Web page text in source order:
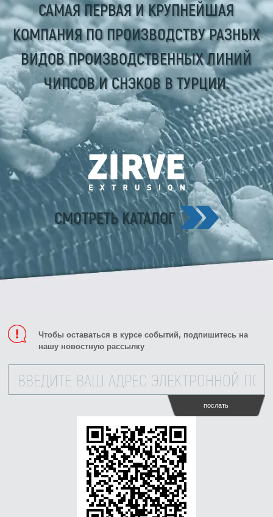
САМАЯ ПЕРВАЯ И КРУПНЕЙШАЯ
КОМПАНИЯ ПО ПРОИЗВОДСТВУ РАЗНЫХ
ВИДОВ ПРОИЗВОДСТВЕННЫХ ЛИНИЙ
ЧИПСОВ И СНЭКОВ В ТУРЦИИ.
СМОТРЕТЬ КАТАЛОГ
Чтобы оставаться в курсе событий, подпишитесь на
нашу новостную рассылку
послать